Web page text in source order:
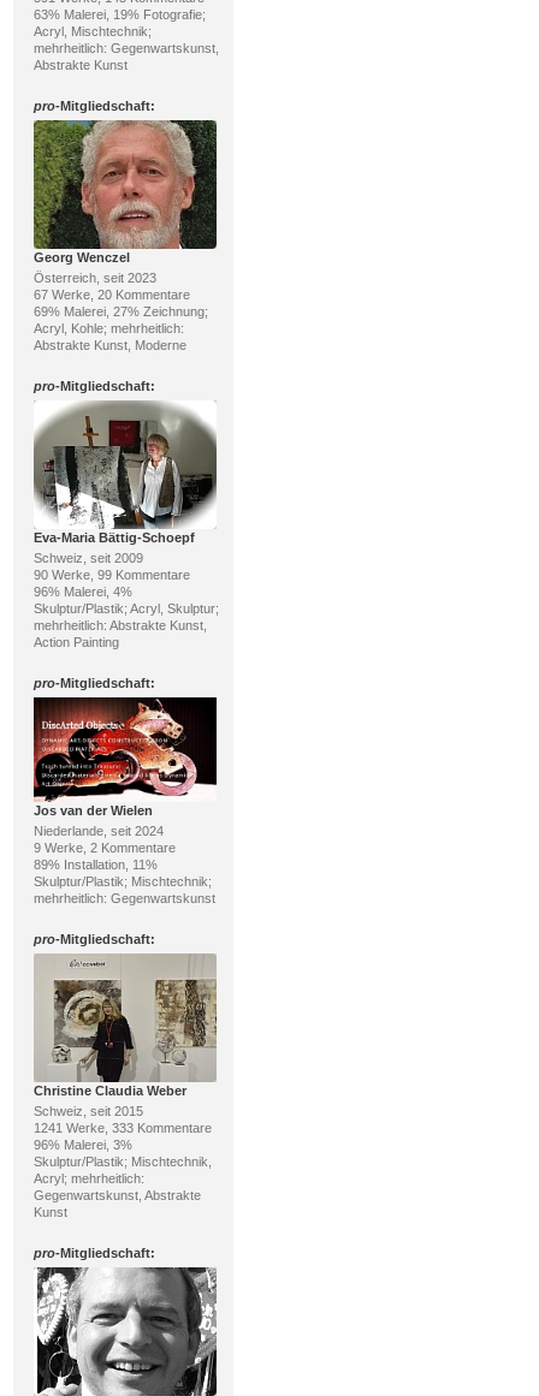
63% Malerei, 19% Fotografie;
Acryl, Mischtechnik;
mehrheitlich: Gegenwartskunst,
Abstrakte Kunst
pro-Mitgliedschaft:
Georg Wenczel
Österreich, seit 2023
67 Werke, 20 Kommentare
69% Malerei, 27% Zeichnung;
Acryl, Kohle; mehrheitlich:
Abstrakte Kunst, Moderne
pro-Mitgliedschaft:
Eva-Maria Bättig-Schoepf
Schweiz, seit 2009
90 Werke, 99 Kommentare
96% Malerei, 4%
Skulptur/Plastik; Acryl, Skulptur;
mehrheitlich: Abstrakte Kunst,
Action Painting
pro-Mitgliedschaft:
Jos van der Wielen
Niederlande, seit 2024
9 Werke, 2 Kommentare
89% Installation, 11%
Skulptur/Plastik; Mischtechnik;
mehrheitlich: Gegenwartskunst
pro-Mitgliedschaft:
Christine Claudia Weber
Schweiz, seit 2015
1241 Werke, 333 Kommentare
96% Malerei, 3%
Skulptur/Plastik; Mischtechnik,
Acryl; mehrheitlich:
Gegenwartskunst, Abstrakte
Kunst
pro-Mitgliedschaft: